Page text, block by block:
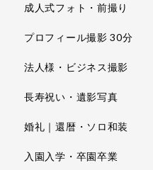
成人式フォト・前撮り
プロフィール撮影 30分
法人様・ビジネス撮影
長寿祝い・遺影写真
婚礼｜還暦・ソロ和装
入園入学・卒園卒業